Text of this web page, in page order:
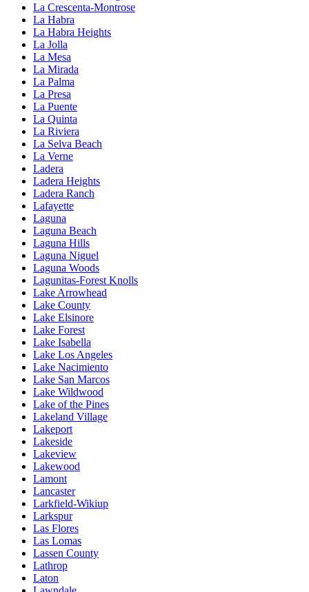
La Crescenta-Montrose
La Habra
La Habra Heights
La Jolla
La Mesa
La Mirada
La Palma
La Presa
La Puente
La Quinta
La Riviera
La Selva Beach
La Verne
Ladera
Ladera Heights
Ladera Ranch
Lafayette
Laguna
Laguna Beach
Laguna Hills
Laguna Niguel
Laguna Woods
Lagunitas-Forest Knolls
Lake Arrowhead
Lake County
Lake Elsinore
Lake Forest
Lake Isabella
Lake Los Angeles
Lake Nacimiento
Lake San Marcos
Lake Wildwood
Lake of the Pines
Lakeland Village
Lakeport
Lakeside
Lakeview
Lakewood
Lamont
Lancaster
Larkfield-Wikiup
Larkspur
Las Flores
Las Lomas
Lassen County
Lathrop
Laton